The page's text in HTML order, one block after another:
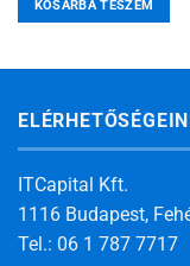
KOSÁRBA TESZEM
ITCapital Kft.
1116 Budapest,
Tel.: 06 1 787 7717